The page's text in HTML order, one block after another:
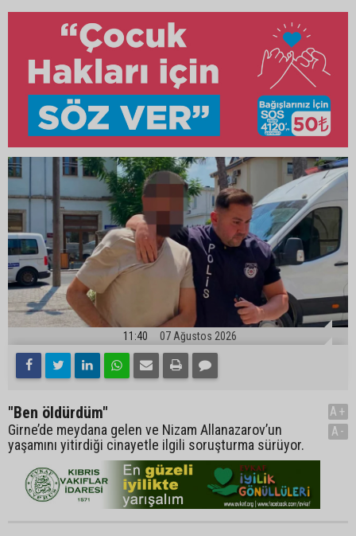
11:40 07 Ağustos 2026
"Ben öldürdüm"
Girne’de meydana gelen ve Nizam Allanazarov’un
yaşamını yitirdiği cinayetle ilgili soruşturma sürüyor.
A+
A-